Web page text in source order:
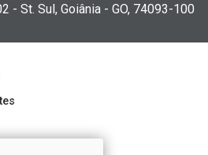
- St. Sul, Goiânia - GO, 74093-100